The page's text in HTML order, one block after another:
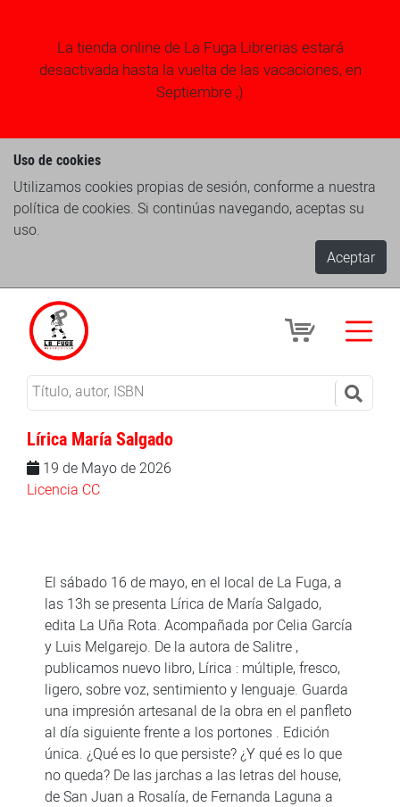
La tienda online de La Fuga Librerias estará
desactivada hasta la vuelta de las vacaciones, en
Septiembre ;)
Uso de cookies
Utilizamos cookies propias de sesión, conforme a nuestra
política de cookies. Si continúas navegando, aceptas su
uso.
Aceptar
Lírica María Salgado
19 de Mayo de 2026
Licencia CC
El sábado 16 de mayo, en el local de La Fuga, a
las 13h se presenta Lírica de María Salgado,
edita La Uña Rota. Acompañada por Celia García
y Luis Melgarejo. De la autora de Salitre ,
publicamos nuevo libro, Lírica : múltiple, fresco,
ligero, sobre voz, sentimiento y lenguaje. Guarda
una impresión artesanal de la obra en el panfleto
al día siguiente frente a los portones . Edición
única. ¿Qué es lo que persiste? ¿Y qué es lo que
no queda? De las jarchas a las letras del house,
de San Juan a Rosalía, de Fernanda Laguna a